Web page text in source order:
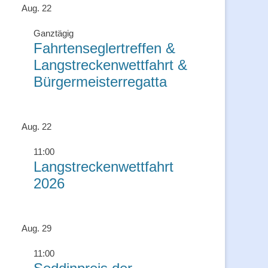
Aug. 22
Ganztägig
Fahrtenseglertreffen &
Langstreckenwettfahrt &
Bürgermeisterregatta
Aug. 22
11:00
Langstreckenwettfahrt
2026
Aug. 29
11:00